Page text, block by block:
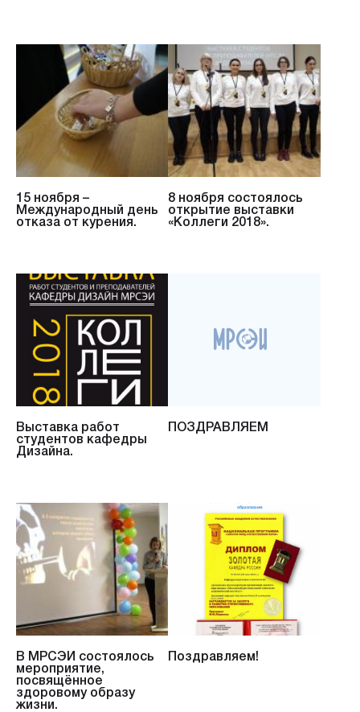
15 ноября –
Международный день
отказа от курения.
8 ноября состоялось
открытие выставки
«Коллеги 2018».
Выставка работ
студентов кафедры
Дизайна.
ПОЗДРАВЛЯЕМ
В МРСЭИ состоялось
мероприятие,
посвящённое
здоровому образу
жизни.
Поздравляем!